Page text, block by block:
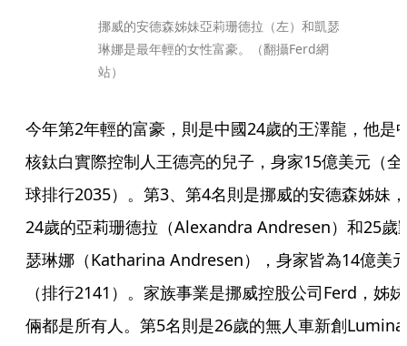
挪威的安德森姊妹亞莉珊德拉（左）和凱瑟
琳娜是最年輕的女性富豪。（翻攝Ferd網
站）
今年第2年輕的富豪，則是中國24歲的王澤龍，他是
核鈦白實際控制人王德亮的兒子，身家15億美元（全
球排行2035）。第3、第4名則是挪威的安德森姊妹，
24歲的亞莉珊德拉（Alexandra Andresen）和25歲
瑟琳娜（Katharina Andresen），身家皆為14億美
（排行2141）。家族事業是挪威控股公司Ferd，姊妹
倆都是所有人。第5名則是26歲的無人車新創